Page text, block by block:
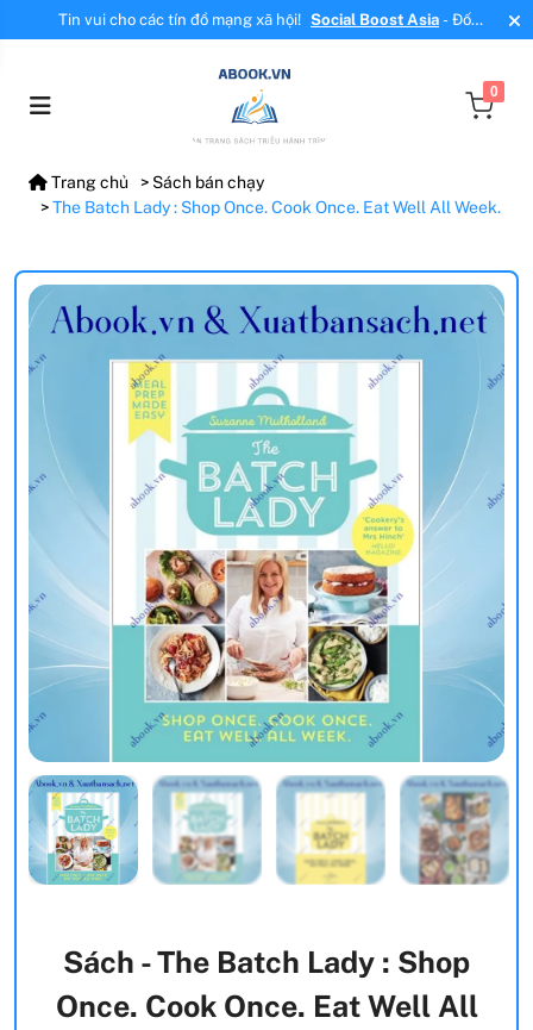
Tin vui cho các tín đồ mạng xã hội! Social Boost Asia- Đối
tác mới, cung cấp dịch vụ tăng tương tác, tăng follow uy tín!
0
Trang chủ
Sách bán chạy
The Batch Lady : Shop Once. Cook Once. Eat Well All Week.
Sách - The Batch Lady : Shop
Once. Cook Once. Eat Well All